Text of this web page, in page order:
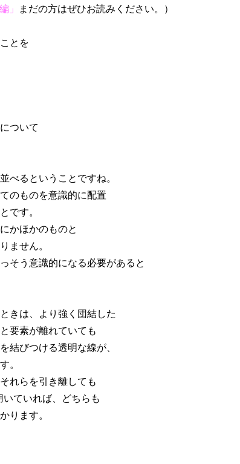
」 まだの方はぜひお読みください。）
とを
ついて
べるということですね。
のものを意識的に配置
です。
かほかのものと
ません。
そう意識的になる必要があると
きは、より強く団結した
要素が離れていても
結びつける透明な線が、
。
れらを引き離しても
ていれば、どちらも
ります。